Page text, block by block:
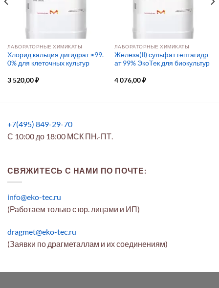
ЛАБОРАТОРНЫЕ ХИМИКАТЫ
Хлорид кальция дигидрат ≥99.
0% для клеточных культур
3 520,00₽
ЛАБОРАТОРНЫЕ ХИМИКАТЫ
Железа(II) сульфат гептагидр
ат 99% ЭкоТек для биокультур
4 076,00₽
+7(495) 849-29-70
С 10:00 до 18:00 МСК ПН.-ПТ.
СВЯЖИТЕСЬ С НАМИ ПО ПОЧТЕ:
info@eko-tec.ru
(Работаем только с юр. лицами и ИП)
dragmet@eko-tec.ru
(Заявки по драгметаллам и их соединениям)